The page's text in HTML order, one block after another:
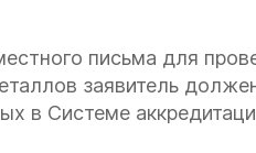
письма для
заявитель
в Системе